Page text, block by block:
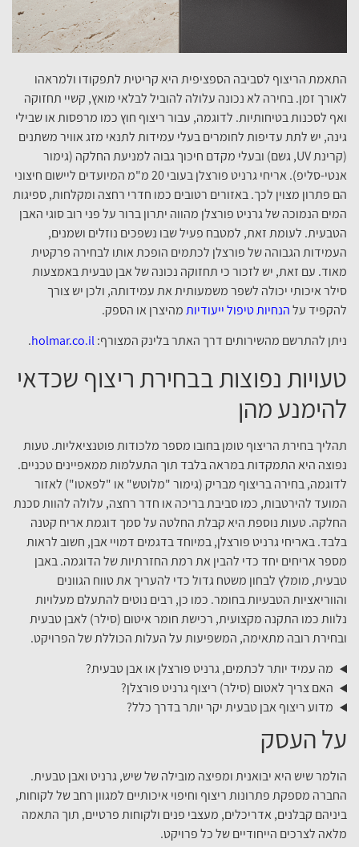
התאמת הריצוף לסביבה הספציפית היא קריטית לתפקודו ולמראהו
לאורך זמן. בחירה לא נכונה עלולה להוביל לבלאי מואץ, קשיי תחזוקה
ואף לסכנות בטיחותיות. לדוגמה, עבור ריצוף חוץ כמו מרפסות או שבילי
גינה, יש לתת עדיפות לחומרים בעלי עמידות לתנאי מזג אוויר משתנים
(קרינת UV, גשם) ובעלי מקדם חיכוך גבוה למניעת החלקה (גימור
אנטי-סליפ). אריחי גרניט פורצלן בעובי 20 מ"מ המיועדים ליישום חיצוני
הם פתרון מצוין לכך. באזורים רטובים כמו חדרי רחצה ומקלחות, ספיגות
המים הנמוכה של גרניט פורצלן מהווה יתרון ברור על פני רוב סוגי האבן
הטבעית. לעומת זאת, למטבח פעיל שבו נשפכים נוזלים ושמנים,
העמידות הגבוהה של פורצלן לכתמים הופכת אותו לבחירה פרקטית
מאוד. עם זאת, יש לזכור כי תחזוקה נכונה של אבן טבעית באמצעות
סילר איכותי יכולה לשפר משמעותית את עמידותה, ולכן יש צורך
להקפיד עלהנחיות טיפול ייעודיותמהיצרן או הספק.
ניתן להתרשם מהשירותים דרך האתר בלינק המצורף:holmar.co.il
.
טעויות נפוצות בבחירת ריצוף שכדאי
להימנע מהן
תהליך בחירת הריצוף טומן בחובו מספר מלכודות פוטנציאליות. טעות
נפוצה היא התמקדות במראה בלבד תוך התעלמות ממאפיינים טכניים.
לדוגמה, בחירה בריצוף מבריק (גימור "מלוטש" או "לפאטו") לאזור
המועד להירטבות, כמו סביבת בריכה או חדר רחצה, עלולה להוות סכנת
החלקה. טעות נוספת היא קבלת החלטה על סמך דוגמת אריח קטנה
בלבד. באריחי גרניט פורצלן, במיוחד בדגמים דמויי אבן, חשוב לראות
מספר אריחים יחד כדי להבין את רמת החזרתיות של הדוגמה. באבן
טבעית, מומלץ לבחון משטח גדול כדי להעריך את טווח הגוונים
והווריאציות הטבעיות בחומר. כמו כן, רבים נוטים להתעלם מעלויות
נלוות כמו התקנה מקצועית, רכישת חומר איטום (סילר) לאבן טבעית
ובחירת רובה מתאימה, המשפיעות על העלות הכוללת של הפרויקט.
מה עמיד יותר לכתמים, גרניט פורצלן או אבן טבעית?
האם צריך לאטום (סילר) ריצוף גרניט פורצלן?
מדוע ריצוף אבן טבעית יקר יותר בדרך כלל?
על העסק
הולמר שיש היא יבואנית ומפיצה מובילה של שיש, גרניט ואבן טבעית.
החברה מספקת פתרונות ריצוף וחיפוי איכותיים למגוון רחב של לקוחות,
ביניהם קבלנים, אדריכלים, מעצבי פנים ולקוחות פרטיים, תוך התאמה
מלאה לצרכים הייחודיים של כל פרויקט.